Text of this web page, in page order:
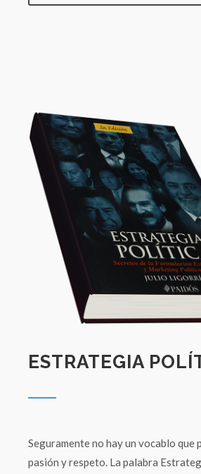
ESTRATEGIA
Seguramente no hay un vocablo que
pasión y respeto. La palabra